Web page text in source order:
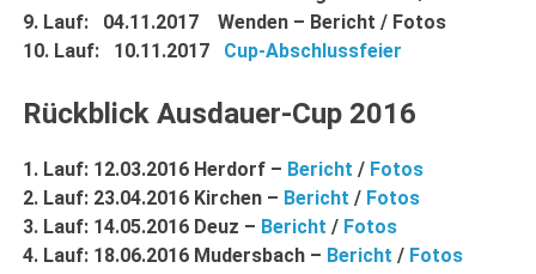
9. Lauf: 04.11.2017 Wenden – Bericht / Fotos
10. Lauf: 10.11.2017 Cup-Abschlussfeier
Rückblick Ausdauer-Cup 2016
1. Lauf: 12.03.2016 Herdorf – Bericht / Fotos
2. Lauf: 23.04.2016 Kirchen – Bericht / Fotos
3. Lauf: 14.05.2016 Deuz – Bericht / Fotos
4. Lauf: 18.06.2016 Mudersbach – Bericht / Fotos